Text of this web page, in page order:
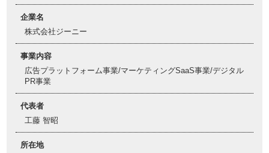
企業名
株式会社ジーニー
事業内容
広告プラットフォーム事業/マーケティングSaaS事業/デジタル
PR事業
代表者
工藤 智昭
所在地